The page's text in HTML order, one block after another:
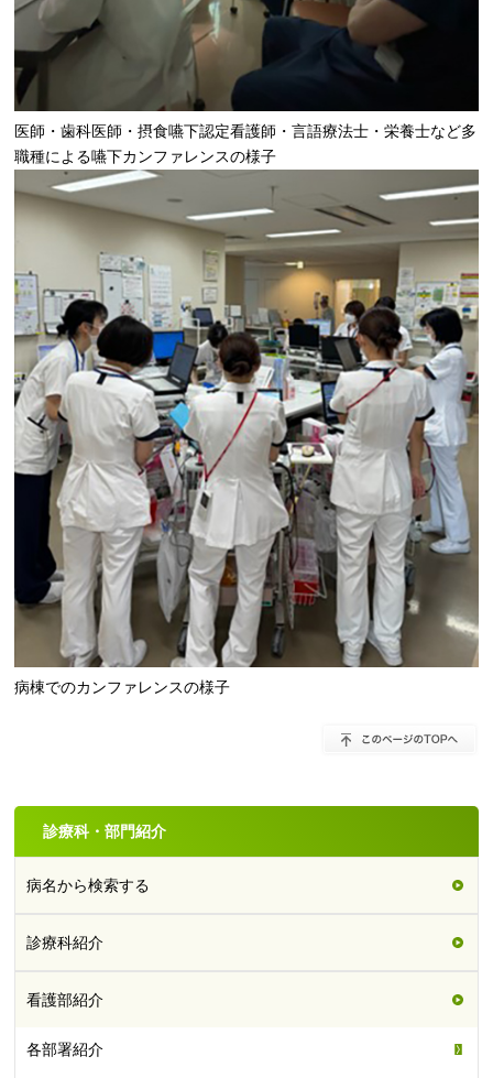
医師・歯科医師・摂食嚥下認定看護師・言語療法士・栄養士など多
職種による嚥下カンファレンスの様子
病棟でのカンファレンスの様子
診療科・部門紹介
病名から検索する
診療科紹介
看護部紹介
各部署紹介